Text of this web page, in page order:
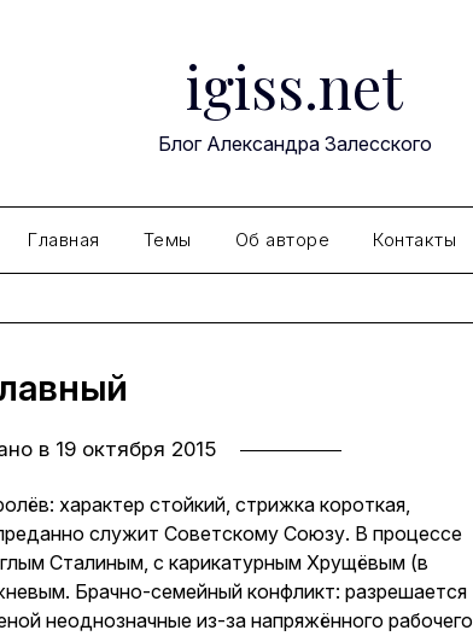
igiss.net
Блог Александра Залесского
Главная Темы Об авторе Контакты
в 19 октября 2015
характер стойкий, стрижка короткая,
служит Советскому Союзу. В процессе
Сталиным, с карикатурным Хрущёвым (в
Брачно-семейный конфликт: разрешается
неоднозначные из-за напряжённого рабочего